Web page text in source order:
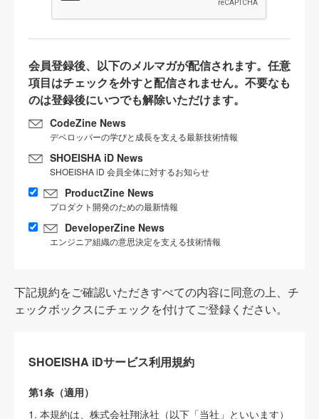
会員登録後、以下のメルマガが配信されます。任意
項目はチェックを外すと配信されません。不要なも
のは登録後にいつでも解除いただけます。
CodeZine News
デベロッパーの学びと成長を支える最新技術情報
SHOEISHA iD News
SHOEISHA iD 会員全体に対するお知らせ
ProductZine News
プロダクト開発のための最新情報
DeveloperZine News
エンジニア組織の意思決定を支える技術情報
下記規約をご確認いただきすべての内容に同意の上、チ
ェックボックスにチェックを付けてご登録ください。
SHOEISHA iDサービス利用規約
第1条（適用）
1. 本規約は、株式会社翔泳社（以下「当社」といいます）